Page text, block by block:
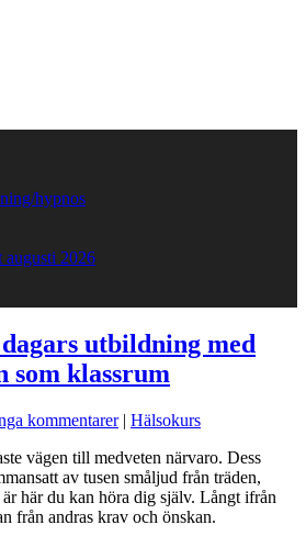
hypnos
augusti 2026
utbildning med
som klassrum
kommentarer| Hälsokurs
vägen till medveten närvaro. Dess
av tusen småljud från träden,
här du kan höra dig själv. Långt ifrån
från andras krav och önskan.